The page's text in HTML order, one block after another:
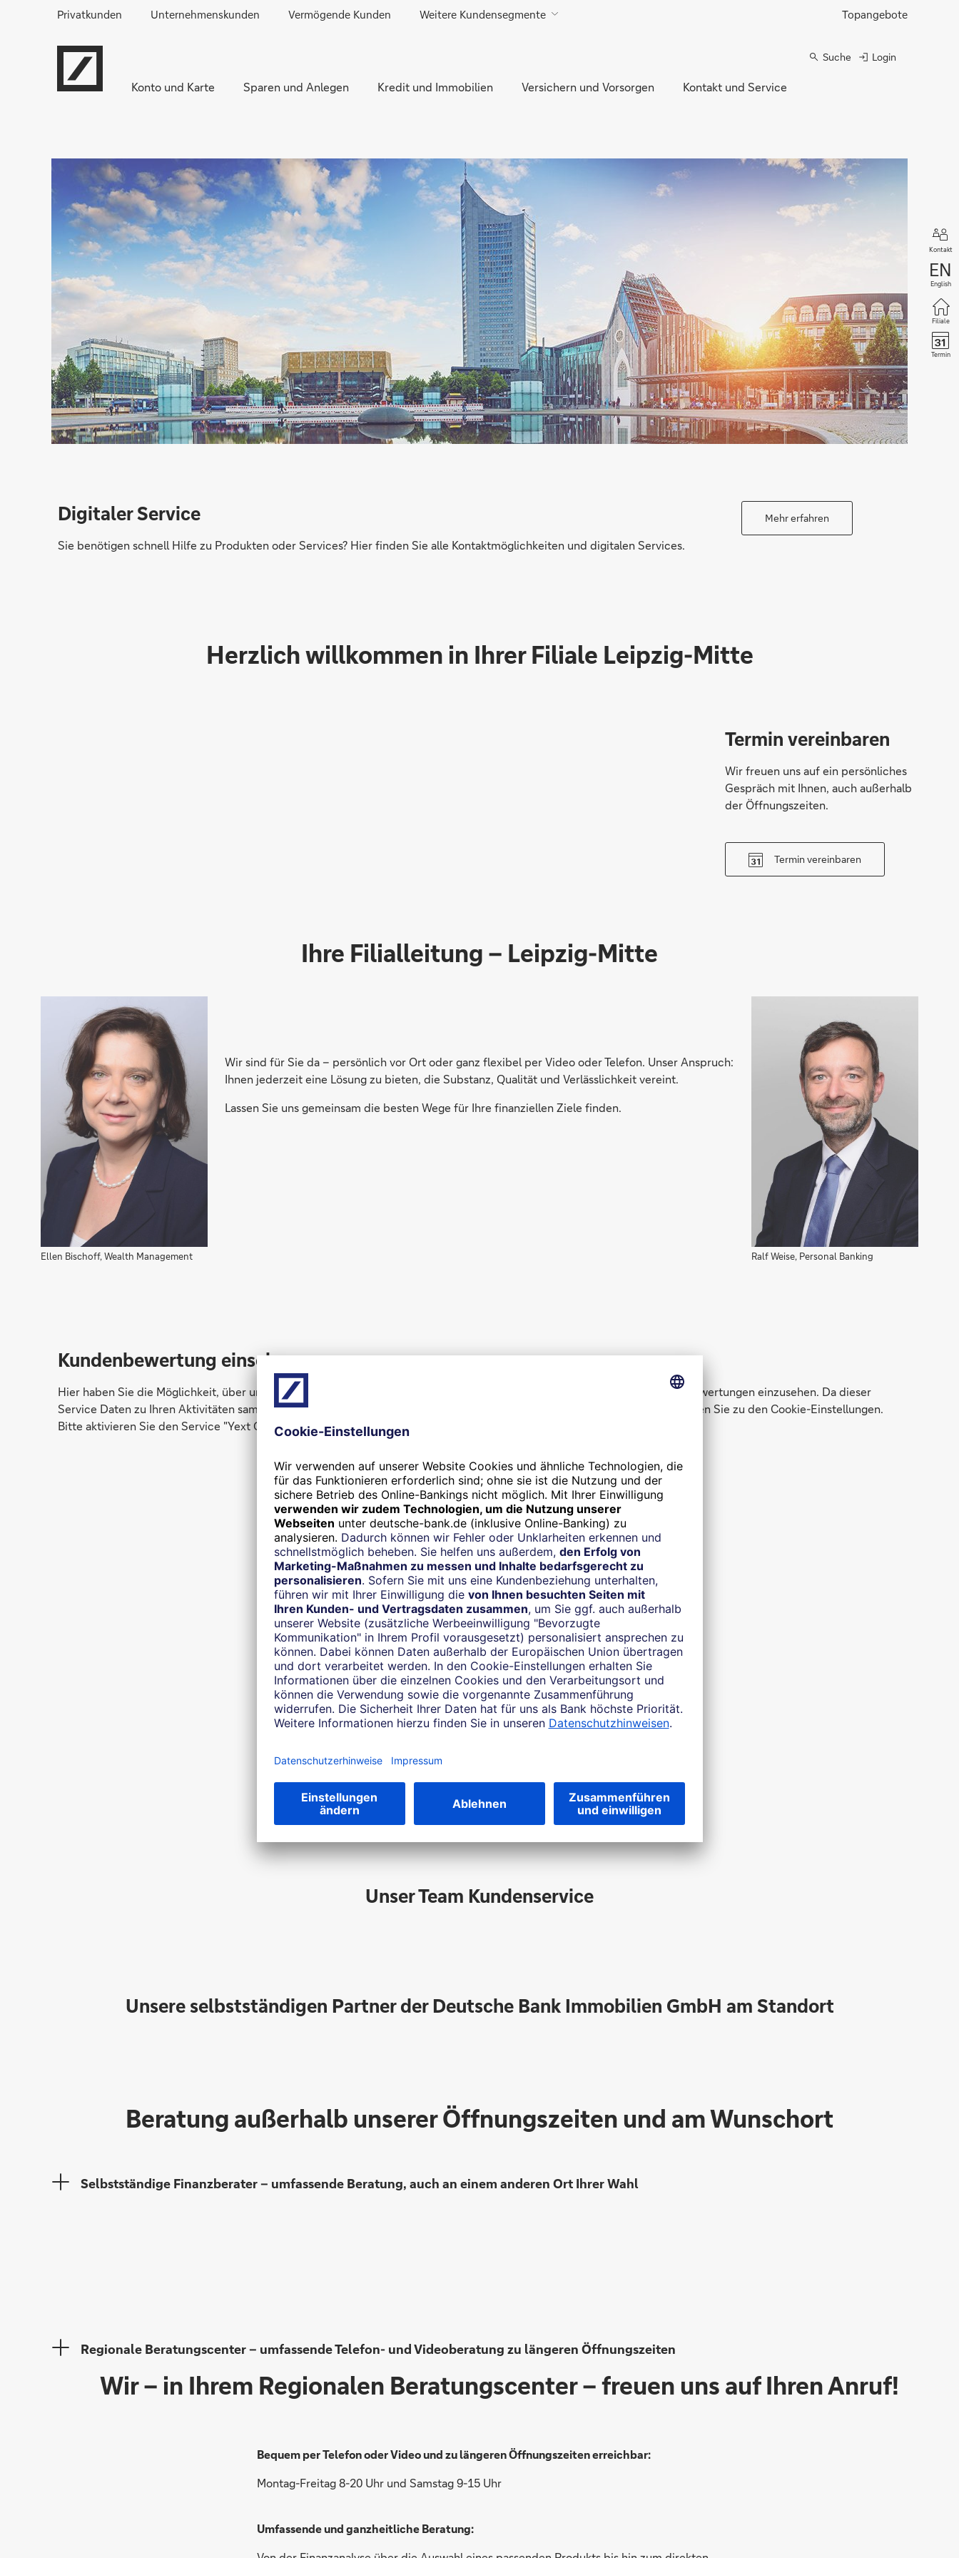
Direkt zur Hauptnavigation (Enter drücken)
Direkt zum Hauptinhalt (Enter drücken)
Topangebote
Privatkunden Unternehmenskunden Vermögende Kunden Weitere Kundensegmente
Suche Login
Konto und Karte Sparen und Anlegen Kredit und Immobilien Versichern und Vorsorgen Kontakt und Service
Kontakt
English
Filiale
Termin
Digitaler Service
Sie benötigen schnell Hilfe zu Produkten oder Services? Hier finden Sie alle Kontaktmöglichkeiten und digitalen Services.
Mehr erfahren
Herzlich willkommen in Ihrer Filiale Leipzig-Mitte
Termin vereinbaren
Wir freuen uns auf ein persönliches
Gespräch mit Ihnen, auch außerhalb
der Öffnungszeiten.
Termin vereinbaren
Ihre Filialleitung – Leipzig-Mitte
Ellen Bischoff, Wealth Management
Wir sind für Sie da – persönlich vor Ort oder ganz flexibel per Video oder Telefon. Unser Anspruch:
Ihnen jederzeit eine Lösung zu bieten, die Substanz, Qualität und Verlässlichkeit vereint.
Lassen Sie uns gemeinsam die besten Wege für Ihre finanziellen Ziele finden.
Ralf Weise, Personal Banking
Kundenbewertung einsehen
Hier haben Sie die Möglichkeit, über unsere Filiale auf der Bewertungsplattform Google My Business abgegebene Kundenbewertungen einzusehen. Da dieser
Service Daten zu Ihren Aktivitäten sammeln kann, stimmen Sie der Nutzung des Services bitte zunächst zu. Per Klick gelangen Sie zu den Cookie-Einstellungen.
Bitte aktivieren Sie den Service "Yext Google My Business" und klicken anschließend auf "Auswahl speichern".
Inhalt freischalten
Beratung in unserer Filiale
Unser Team Personal Banking
Unser Team Wealth Management
Unser Team Kundenservice
Unsere selbstständigen Partner der Deutsche Bank Immobilien GmbH am Standort
Beratung außerhalb unserer Öffnungszeiten und am Wunschort
Selbstständige Finanzberater – umfassende Beratung, auch an einem anderen Ort Ihrer Wahl
Regionale Beratungscenter – umfassende Telefon- und Videoberatung zu längeren Öffnungszeiten
Wir – in Ihrem Regionalen Beratungscenter – freuen uns auf Ihren Anruf!
Bequem per Telefon oder Video und zu längeren Öffnungszeiten erreichbar:
Montag-Freitag 8-20 Uhr und Samstag 9-15 Uhr
Umfassende und ganzheitliche Beratung: